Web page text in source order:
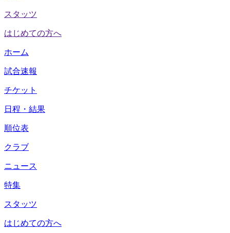
スタッツ
はじめての方へ
ホーム
試合速報
チケット
日程・結果
順位表
クラブ
ニュース
特集
スタッツ
はじめての方へ